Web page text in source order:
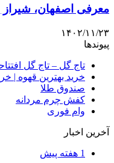
معرفی اصفهان، شیراز
۱۴۰۲/۱۱/۲۳
پیوندها
تاج گل – تاج گل
خرید بهترین قهوه |
صندوق طلا
کفش چرم مردانه
وام فوری
آخرین اخبار
1 هفته پیش